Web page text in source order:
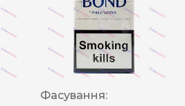
Фасування: